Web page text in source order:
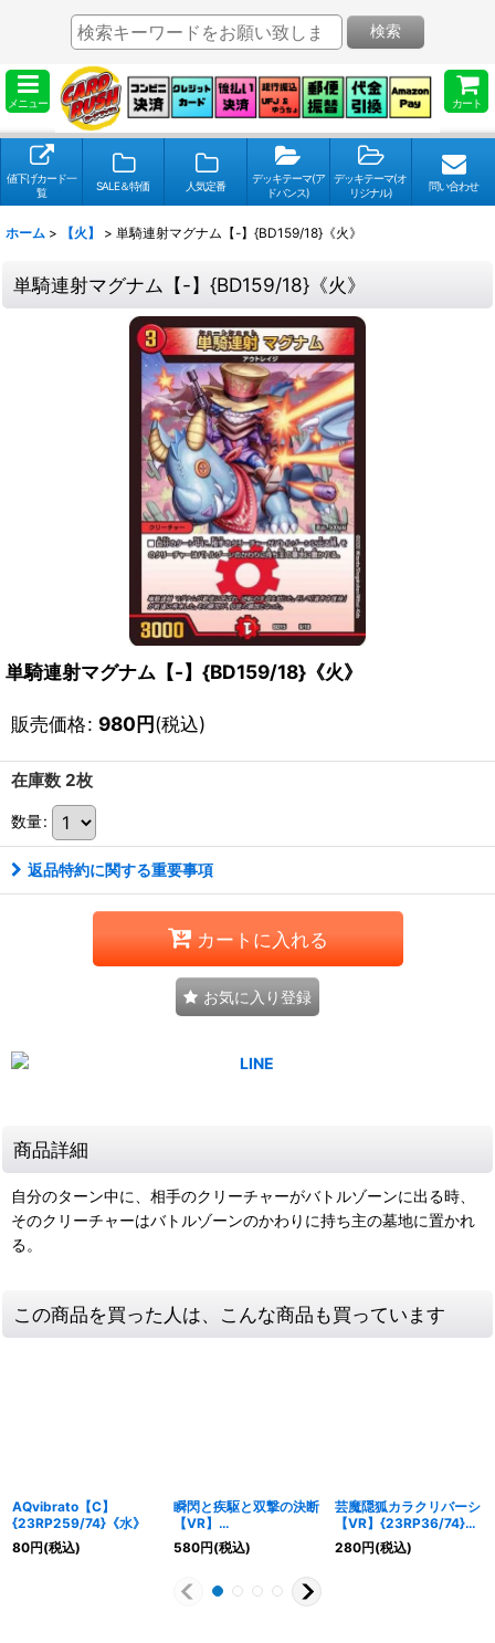
メニュー カート
検索
値下げカード一
覧
SALE＆特価 人気定番
デッキテーマ(ア
ドバンス)
デッキテーマ(オ
リジナル)
問い合わせ
ホーム > 【火】 > 単騎連射マグナム【-】{BD159/18}《火》
単騎連射マグナム【-】{BD159/18}《火》
単騎連射マグナム【-】{BD159/18}《火》
販売価格: 980円(税込)
在庫数 2枚
数量:
返品特約に関する重要事項
カートに入れる
お気に入り登録
商品詳細
自分のターン中に、相手のクリーチャーがバトルゾーンに出る時、
そのクリーチャーはバトルゾーンのかわりに持ち主の墓地に置かれ
る。
この商品を買った人は、こんな商品も買っています
AQvibrato【C】
{23RP259/74}《水》
80円(税込)
瞬閃と疾駆と双撃の決断
【VR】
{23RP2TR8/TR9}
《火》
580円(税込)
芸魔隠狐カラクリバーシ
【VR】{23RP36/74}
《多》
280円(税込)